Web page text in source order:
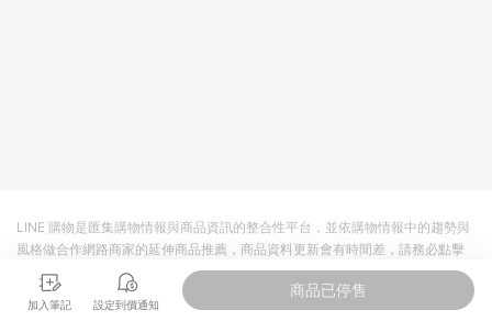
加入筆記 設定到價通知
商品已停售
LINE 購物是匯集購物情報與商品資訊的整合性平台，並依購物情報中的趨勢與
風格做合作網路商家的延伸商品推薦，商品資料更新會有時間差，請務必點擊
商品至各合作網路商家，確認現售價與購物條件，一切資訊以合作廠商網頁為
準。